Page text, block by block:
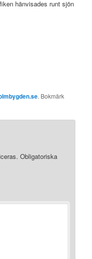
hänvisades runt sjön
. Bokmärk
Obligatoriska